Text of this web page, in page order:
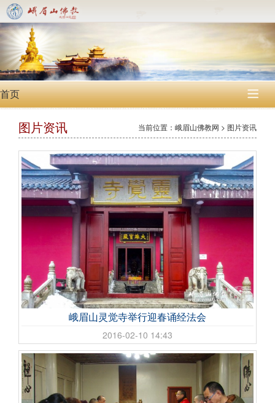
首页 
图片资讯 当前位置：峨眉山佛教网 > 图片资讯
峨眉山灵觉寺举行迎春诵经法会
2016-02-10 14:43